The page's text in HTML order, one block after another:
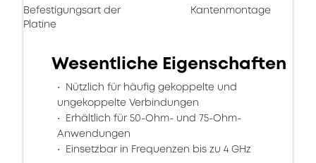
Befestigungsart der
Platine
Kantenmontage
Wesentliche Eigenschaften
Nützlich für häufig gekoppelte und
ungekoppelte Verbindungen
Erhältlich für 50-Ohm- und 75-Ohm-
Anwendungen
Einsetzbar in Frequenzen bis zu 4 GHz